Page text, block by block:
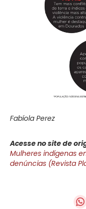
Fabíola Perez
Acesse no site de
Mulheres indígenas
denúncias (Revista